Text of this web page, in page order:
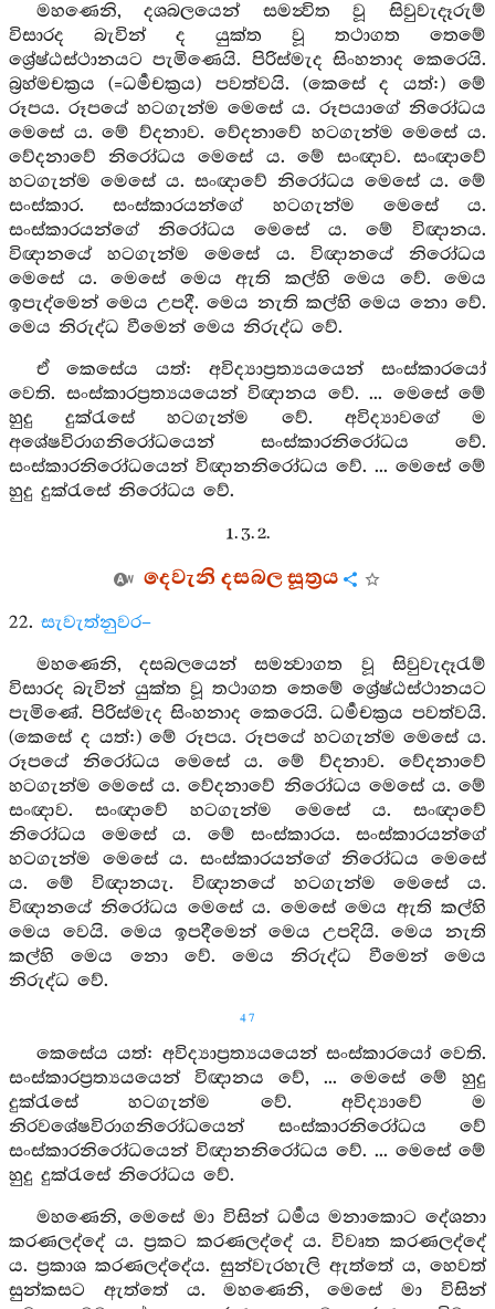
මහණෙනි, දශබලයෙන් සමන්‍විත වූ සිවුවැදෑරුම්
විසාරද බැවින් ද යුක්ත වූ තථාගත තෙමේ
ශ්‍රේෂ්ඨස්ථානයට පැමිණෙයි. පිරිස්මැද සිංහනාද කෙරෙයි.
බ්‍රහ්මචක්‍රය (=ධර්‍මචක්‍රය) පවත්වයි. (කෙසේ ද යත්:) මේ
රූපය. රූපයේ හටගැන්ම මෙසේ ය. රූපයාගේ නිරෝධය
මෙසේ ය. මේ ව්දනාව. වේදනාවේ හටගැන්ම මෙසේ ය.
වේදනාවේ නිරෝධය මෙසේ ය. මේ සංඥාව. සංඥාවේ
හටගැන්ම මෙසේ ය. සංඥාවේ නිරෝධය මෙසේ ය. මේ
සංස්කාර. සංස්කාරයන්ගේ හටගැන්ම මෙසේ ය.
සංස්කාරයන්ගේ නිරෝධය මෙසේ ය. මේ විඥානය.
විඥානයේ හටගැන්ම මෙසේ ය. විඥානයේ නිරෝධය
මෙසේ ය. මෙසේ මෙය ඇති කල්හි මෙය වේ. මෙය
ඉපැද්මෙන් මෙය උපදී. මෙය නැති කල්හි මෙය නො වේ.
මෙය නිරුද්ධ වීමෙන් මෙය නිරුද්ධ වේ.
ඒ කෙසේය යත්: අවිද්‍යාප්‍රත්‍යයයෙන් සංස්කාරයෝ
වෙති. සංස්කාරප්‍රත්‍යයයෙන් විඥානය වේ. ... මෙසේ මේ
හුදු දුක්රැසේ හටගැන්ම වේ. අවිද්‍යාවගේ ම
අශේෂවිරාගනිරෝධයෙන් සංස්කාරනිරෝධය වේ.
සංස්කාරනිරෝධයෙන් විඥානනිරෝධය වේ. ... මෙසේ මේ
හුදු දුක්රැසේ නිරෝධය වේ.
1. 3. 2.
දෙවැනි දසබල සූත්‍රය
22. සැවැත්නුවර–
මහණෙනි, දසබලයෙන් සමන්‍වාගත වූ සිවුවැදෑරැම්
විසාරද බැවින් යුක්ත වූ තථාගත තෙමේ ශ්‍රේෂ්ඨස්ථානයට
පැමිණේ. පිරිස්මැද සිංහනාද කෙරෙයි. ධර්‍මචක්‍රය පවත්වයි.
(කෙසේ ද යත්:) මේ රූපය. රූපයේ හටගැන්ම මෙසේ ය.
රූපයේ නිරෝධය මෙසේ ය. මේ ව්දනාව. වේදනාවේ
හටගැන්ම මෙසේ ය. වේදනාවේ නිරෝධය මෙසේ ය. මේ
සංඥාව. සංඥාවේ හටගැන්ම මෙසේ ය. සංඥාවේ
නිරෝධය මෙසේ ය. මේ සංස්කාරය. සංස්කාරයන්ගේ
හටගැන්ම මෙසේ ය. සංස්කාරයන්ගේ නිරෝධය මෙසේ
ය. මේ විඥානයැ. විඥානයේ හටගැන්ම මෙසේ ය.
විඥානයේ නිරෝධය මෙසේ ය. මෙසේ මෙය ඇති කල්හි
මෙය වෙයි. මෙය ඉපදීමෙන් මෙය උපදියි. මෙය නැති
කල්හි මෙය නො වේ. මෙය නිරුද්ධ වීමෙන් මෙය
නිරුද්ධ වේ.
47
කෙසේය යත්: අවිද්‍යාප්‍රත්‍යයයෙන් සංස්කාරයෝ වෙති.
සංස්කාරප්‍රත්‍යයයෙන් විඥානය වේ, ... මෙසේ මේ හුදු
දුක්රැසේ හටගැන්ම වේ. අවිද්‍යාවේ ම
නිරවශේෂවිරාගනිරෝධයෙන් සංස්කාරනිරෝධය වේ
සංස්කාරනිරෝධයෙන් විඥානනිරෝධය වේ. ... මෙසේ මේ
හුදු දුක්රැසේ නිරෝධය වේ.
මහණෙනි, මෙසේ මා විසින් ධර්‍මය මනාකොට දේශනා
කරණලද්දේ ය. ප්‍රකට කරණලද්දේ ය. විවෘත කරණලද්දේ
ය. ප්‍රකාශ කරණලද්දේය. සුන්වැරහැලි ඇත්තේ ය, හෙවත්
සුන්කසට ඇත්තේ ය. මහණෙනි, මෙසේ මා විසින්